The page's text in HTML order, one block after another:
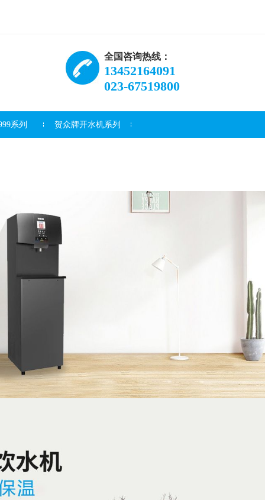
全国咨询热线：
13452164091
023-67519800
系列 贺众牌开水机系列